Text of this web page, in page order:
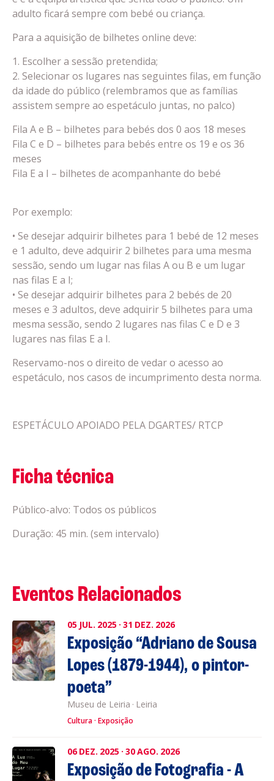
adulto ficará sempre com bebé ou criança.
Para a aquisição de bilhetes online deve:
1. Escolher a sessão pretendida;
2. Selecionar os lugares nas seguintes filas, em função
da idade do público (relembramos que as famílias
assistem sempre ao espetáculo juntas, no palco)
Fila A e B – bilhetes para bebés dos 0 aos 18 meses
Fila C e D – bilhetes para bebés entre os 19 e os 36
meses
Fila E a I – bilhetes de acompanhante do bebé
Por exemplo:
• Se desejar adquirir bilhetes para 1 bebé de 12 meses
e 1 adulto, deve adquirir 2 bilhetes para uma mesma
sessão, sendo um lugar nas filas A ou B e um lugar
nas filas E a I;
• Se desejar adquirir bilhetes para 2 bebés de 20
meses e 3 adultos, deve adquirir 5 bilhetes para uma
mesma sessão, sendo 2 lugares nas filas C e D e 3
lugares nas filas E a I.
Reservamo-nos o direito de vedar o acesso ao
espetáculo, nos casos de incumprimento desta norma.
ESPETÁCULO APOIADO PELA DGARTES/ RTCP
Ficha técnica
Público-alvo: Todos os públicos
Duração: 45 min. (sem intervalo)
Eventos Relacionados
05 JUL. 2025 · 31 DEZ. 2026
Exposição “Adriano de Sousa
Lopes (1879-1944), o pintor-
poeta”
Museu de Leiria · Leiria
Cultura Exposição
06 DEZ. 2025 · 30AGO. 2026
Exposição de Fotografia - A